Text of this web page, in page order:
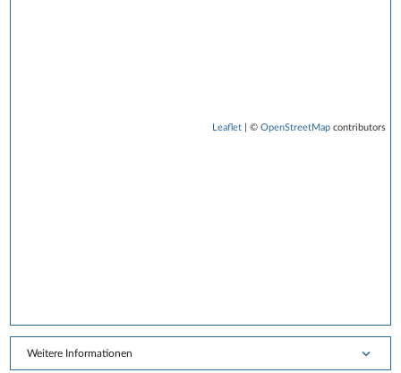
Leaflet| © OpenStreetMapcontributors
Weitere Informationen